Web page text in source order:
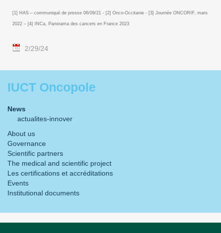
[1] HAS – communiqué de presse 06/09/21 - [2] Onco-Occitanie - [3] Journée ONCORIF, mars
2022 – [4] INCa, Panorama des cancers en France 2023
2/29/24
IUCT Oncopole
News
actualites-innover
About us
Governance
Scientific partners
The medical and scientific project
Les certifications et accréditations
Events
Institutional documents